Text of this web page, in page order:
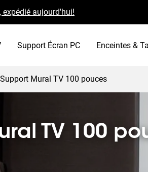
aujourd'hui!
Support Écran PC Enceintes &
Support Mural TV 100 pouces
TV 100